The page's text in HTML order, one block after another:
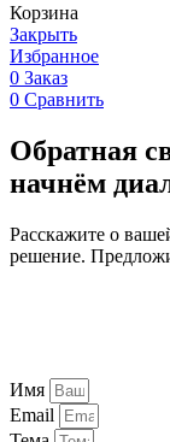
Корзина
Закрыть
Избранное
0 Заказ
0 Сравнить
Обратная
начнём
Расскажите о
решение.
Имя
Email